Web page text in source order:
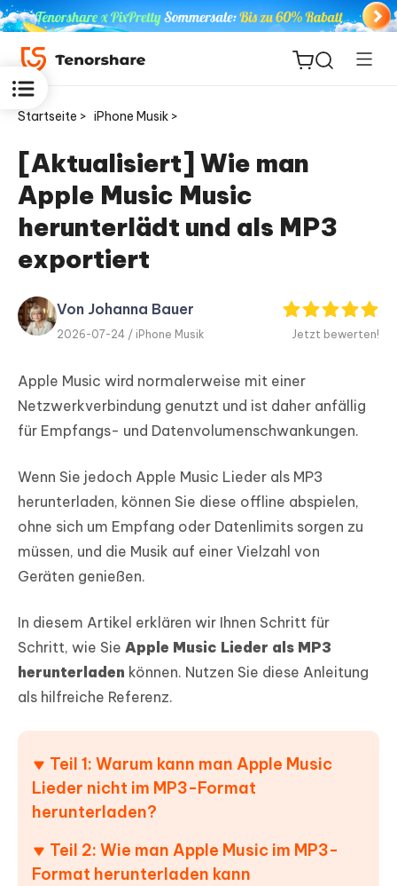
ReiBoot
for iOS
PDNob
Editor
Startseite > iPhone Musik >
[Aktualisiert] Wie man
Apple Music Music
herunterlädt und als MP3
exportiert
Von Johanna Bauer
2026-07-24 / iPhone Musik Jetzt bewerten!
Apple Music wird normalerweise mit einer
Netzwerkverbindung genutzt und ist daher anfällig
für Empfangs- und Datenvolumenschwankungen.
Wenn Sie jedoch Apple Music Lieder als MP3
herunterladen, können Sie diese offline abspielen,
ohne sich um Empfang oder Datenlimits sorgen zu
müssen, und die Musik auf einer Vielzahl von
Geräten genießen.
In diesem Artikel erklären wir Ihnen Schritt für
Schritt, wie Sie Apple Music Lieder als MP3
herunterladen können. Nutzen Sie diese Anleitung
als hilfreiche Referenz.
Teil 1: Warum kann man Apple Music
Lieder nicht im MP3-Format
herunterladen?
Teil 2: Wie man Apple Music im MP3-
Format herunterladen kann